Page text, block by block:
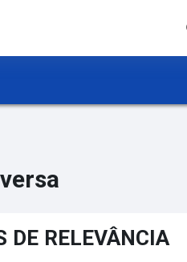
DE RELEVÂNCIA